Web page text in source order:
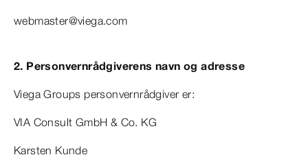
webmaster@viega.com
2. Personvernrådgiverens navn og adresse
Viega Groups personvernrådgiver er:
VIA Consult GmbH & Co. KG
Karsten Kunde